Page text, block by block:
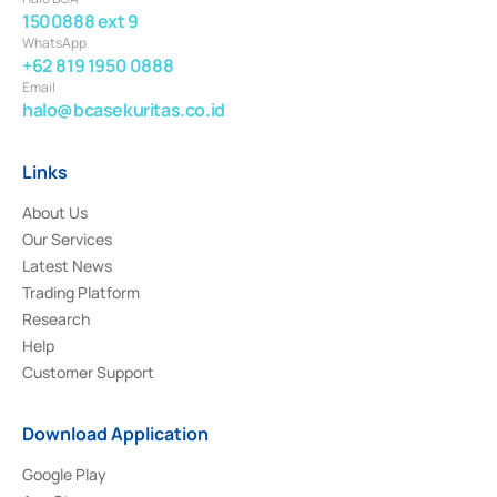
1500888 ext 9
WhatsApp
+62 819 1950 0888
Email
halo@bcasekuritas.co.id
Links
About Us
Our Services
Latest News
Trading Platform
Research
Help
Customer Support
Download Application
Google Play